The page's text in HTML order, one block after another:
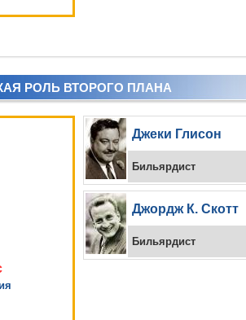
РОЛЬ ВТОРОГО ПЛАНА
Джеки Глисон
Бильярдист
Джордж К. Скотт
Бильярдист